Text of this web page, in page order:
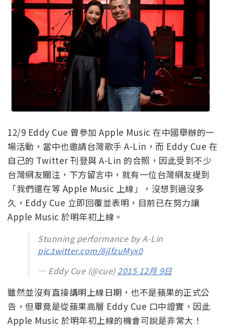
12/9 Eddy Cue 曾參加 Apple Music 在中國舉辦的一
場活動，當中也邀請台灣歌手 A-Lin，而 Eddy Cue 在
自己的 Twitter 刊登與 A-Lin 的合照，因此受到不少
台灣網友關注，下方留言中，就有一位台灣網友提到
「我們還在等 Apple Music 上線」，沒想到過沒多
久，Eddy Cue 立即回覆並表明，目前已在努力讓
Apple Music 於明年初上線。
Stunning performance by A-Lin
pic.twitter.com/8jlfzuMyx0
— Eddy Cue (@cue)2015 12月 9日
雖然並沒有直接講明上線日期，也不是蘋果的正式公
告，但畢竟是從蘋果高層 Eddy Cue 口中證實，因此
Apple Music 於明年初上線的機會可說是非常大！